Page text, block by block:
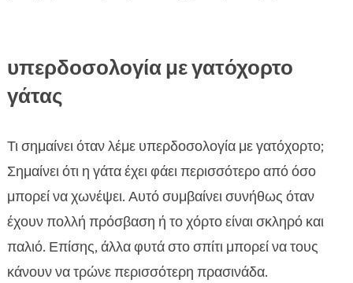
υπερδοσολογία με γατόχορτο
γάτας
Τι σημαίνει όταν λέμε υπερδοσολογία με γατόχορτο;
Σημαίνει ότι η γάτα έχει φάει περισσότερο από όσο
μπορεί να χωνέψει. Αυτό συμβαίνει συνήθως όταν
έχουν πολλή πρόσβαση ή το χόρτο είναι σκληρό και
παλιό. Επίσης, άλλα φυτά στο σπίτι μπορεί να τους
κάνουν να τρώνε περισσότερη πρασινάδα.